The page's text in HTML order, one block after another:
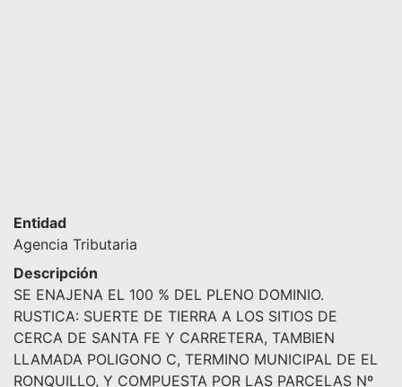
Entidad
Agencia Tributaria
Descripción
SE ENAJENA EL 100 % DEL PLENO DOMINIO.
RUSTICA: SUERTE DE TIERRA A LOS SITIOS DE
CERCA DE SANTA FE Y CARRETERA, TAMBIEN
LLAMADA POLIGONO C, TERMINO MUNICIPAL DE EL
RONQUILLO, Y COMPUESTA POR LAS PARCELAS Nº